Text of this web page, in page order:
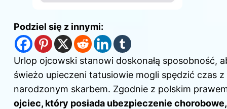
Podziel się z innymi:
Urlop ojcowski stanowi doskonałą sposobność,
świeżo upieczeni tatusiowie mogli spędzić czas
narodzonym skarbem. Zgodnie z polskim
ojciec, który posiada ubezpieczenie